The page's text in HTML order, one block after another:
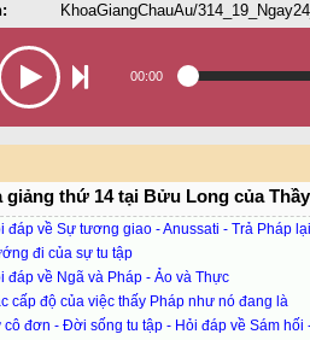
KhoaGiangChauAu/
00:00
giảng thứ 14 tại Bửu Long của
đáp về Sự tương giao - Anussati - Trả Pháp
đi của sự tu tập
đáp về Ngã và Pháp - Ảo và Thực
cấp độ của việc thấy Pháp như nó đang là
cô đơn - Đời sống tu tập - Hỏi đáp về Sám hối